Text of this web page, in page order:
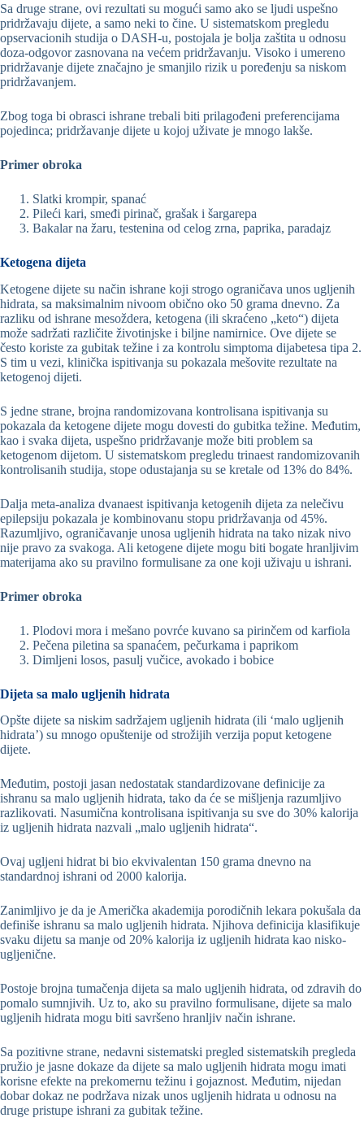
Sa druge strane, ovi rezultati su mogući samo ako se ljudi uspešno
pridržavaju dijete, a samo neki to čine. U sistematskom pregledu
opservacionih studija o DASH-u, postojala je bolja zaštita u odnosu
doza-odgovor zasnovana na većem pridržavanju. Visoko i umereno
pridržavanje dijete značajno je smanjilo rizik u poređenju sa niskom
pridržavanjem.
Zbog toga bi obrasci ishrane trebali biti prilagođeni preferencijama
pojedinca; pridržavanje dijete u kojoj uživate je mnogo lakše.
Primer obroka
Slatki krompir, spanać
Pileći kari, smeđi pirinač, grašak i šargarepa
Bakalar na žaru, testenina od celog zrna, paprika, paradajz
Ketogena dijeta
Ketogene dijete su način ishrane koji strogo ograničava unos ugljenih
hidrata, sa maksimalnim nivoom obično oko 50 grama dnevno. Za
razliku od ishrane mesoždera, ketogena (ili skraćeno „keto“) dijeta
može sadržati različite životinjske i biljne namirnice. Ove dijete se
često koriste za gubitak težine i za kontrolu simptoma dijabetesa tipa 2.
S tim u vezi, klinička ispitivanja su pokazala mešovite rezultate na
ketogenoj dijeti.
S jedne strane, brojna randomizovana kontrolisana ispitivanja su
pokazala da ketogene dijete mogu dovesti do gubitka težine. Međutim,
kao i svaka dijeta, uspešno pridržavanje može biti problem sa
ketogenom dijetom. U sistematskom pregledu trinaest randomizovanih
kontrolisanih studija, stope odustajanja su se kretale od 13% do 84%.
Dalja meta-analiza dvanaest ispitivanja ketogenih dijeta za nelečivu
epilepsiju pokazala je kombinovanu stopu pridržavanja od 45%.
Razumljivo, ograničavanje unosa ugljenih hidrata na tako nizak nivo
nije pravo za svakoga. Ali ketogene dijete mogu biti bogate hranljivim
materijama ako su pravilno formulisane za one koji uživaju u ishrani.
Primer obroka
Plodovi mora i mešano povrće kuvano sa pirinčem od karfiola
Pečena piletina sa spanaćem, pečurkama i paprikom
Dimljeni losos, pasulj vučice, avokado i bobice
Dijeta sa malo ugljenih hidrata
Opšte dijete sa niskim sadržajem ugljenih hidrata (ili ‘malo ugljenih
hidrata’) su mnogo opuštenije od strožijih verzija poput ketogene
dijete.
Međutim, postoji jasan nedostatak standardizovane definicije za
ishranu sa malo ugljenih hidrata, tako da će se mišljenja razumljivo
razlikovati. Nasumična kontrolisana ispitivanja su sve do 30% kalorija
iz ugljenih hidrata nazvali „malo ugljenih hidrata“.
Ovaj ugljeni hidrat bi bio ekvivalentan 150 grama dnevno na
standardnoj ishrani od 2000 kalorija.
Zanimljivo je da je Američka akademija porodičnih lekara pokušala da
definiše ishranu sa malo ugljenih hidrata. Njihova definicija klasifikuje
svaku dijetu sa manje od 20% kalorija iz ugljenih hidrata kao nisko-
ugljenične.
Postoje brojna tumačenja dijeta sa malo ugljenih hidrata, od zdravih do
pomalo sumnjivih. Uz to, ako su pravilno formulisane, dijete sa malo
ugljenih hidrata mogu biti savršeno hranljiv način ishrane.
Sa pozitivne strane, nedavni sistematski pregled sistematskih pregleda
pružio je jasne dokaze da dijete sa malo ugljenih hidrata mogu imati
korisne efekte na prekomernu težinu i gojaznost. Međutim, nijedan
dobar dokaz ne podržava nizak unos ugljenih hidrata u odnosu na
druge pristupe ishrani za gubitak težine.